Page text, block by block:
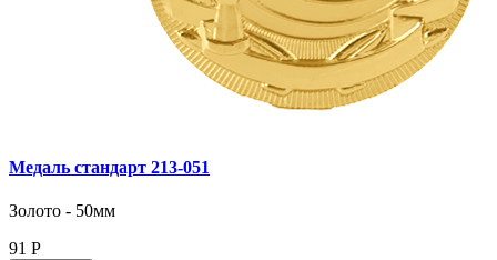
Медаль стандарт 213‑051
Золото - 50мм
91 Р